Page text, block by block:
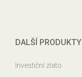
DALŠÍ PRODUKTY
Investiční zlato